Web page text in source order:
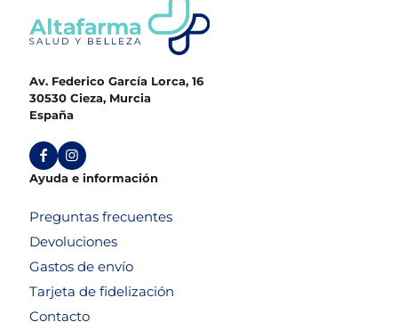
Av. Federico García Lorca, 16
30530 Cieza, Murcia
España
Ayuda e información
Preguntas frecuentes
Devoluciones
Gastos de envío
Tarjeta de fidelización
Contacto